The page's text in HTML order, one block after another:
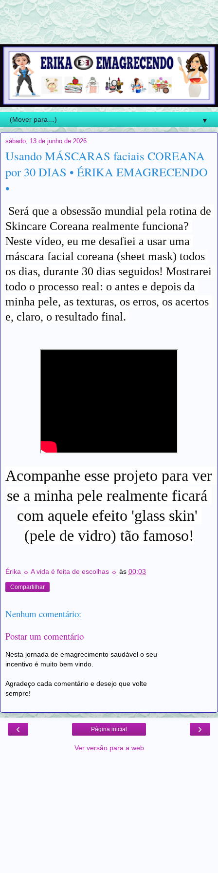
▼
sábado, 13 de junho de 2026
Usando MÁSCARAS faciais COREANA
por 30 DIAS • ÉRIKA EMAGRECENDO
•
Será que a obsessão mundial pela rotina de
Skincare Coreana realmente funciona?
Neste vídeo, eu me desafiei a usar uma
máscara facial coreana (sheet mask) todos
os dias, durante 30 dias seguidos! Mostrarei
todo o processo real: o antes e depois da
minha pele, as texturas, os erros, os acertos
e, claro, o resultado final.
Acompanhe esse projeto para ver
se a minha pele realmente ficará
com aquele efeito 'glass skin'
(pele de vidro) tão famoso!
Érika ☼ A vida é feita de escolhas ☼ às 00:03
Compartilhar
Nenhum comentário:
Postar um comentário
Nesta jornada de emagrecimento saudável o seu
incentivo é muito bem vindo.
Agradeço cada comentário e desejo que volte
sempre!
‹ ›
Página inicial
Ver versão para a web